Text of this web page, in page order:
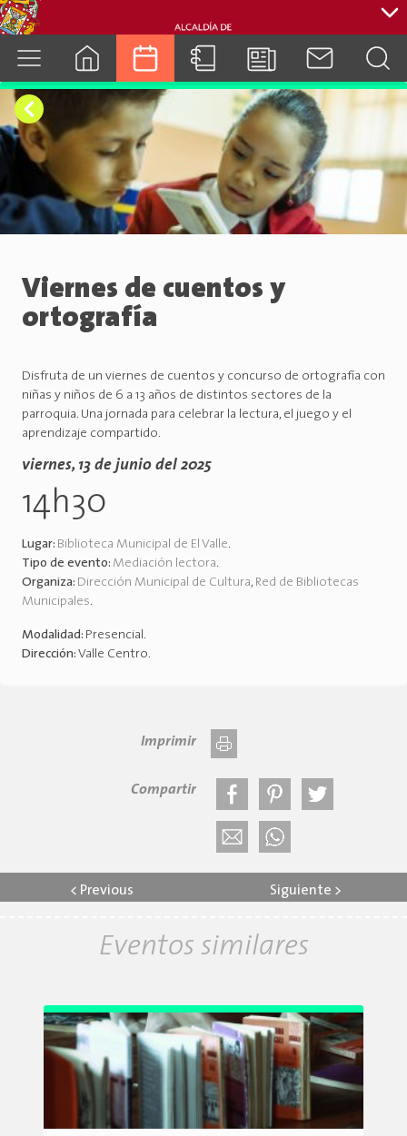
cuenca.gob.ec
Viernes de cuentos y
ortografía
Disfruta de un viernes de cuentos y concurso de ortografía con
niñas y niños de 6 a 13 años de distintos sectores de la
parroquia. Una jornada para celebrar la lectura, el juego y el
aprendizaje compartido.
viernes, 13 de junio del 2025
14h30
Lugar: Biblioteca Municipal de El Valle.
Tipo de evento: Mediación lectora.
Organiza: Dirección Municipal de Cultura, Red de Bibliotecas
Municipales.
Modalidad: Presencial.
Dirección: Valle Centro.
Imprimir
Compartir
< Previous Siguiente >
Eventos similares